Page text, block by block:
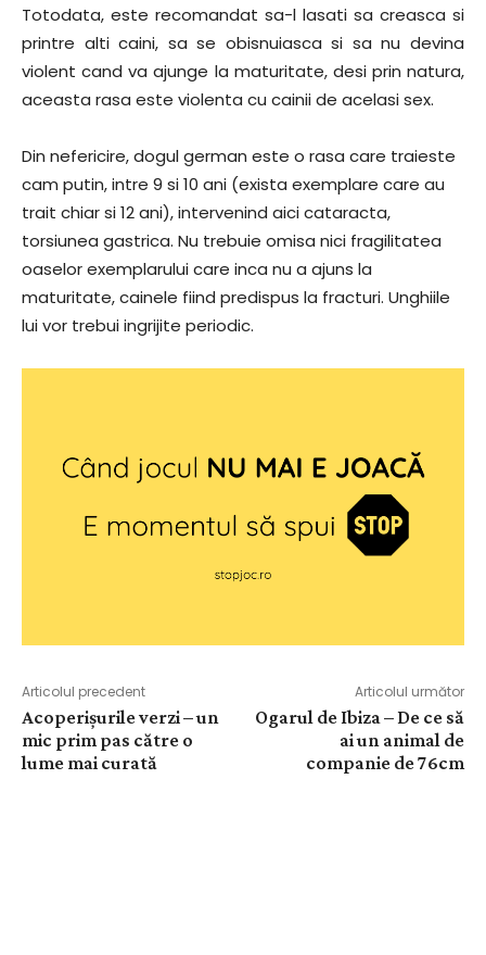
Totodata, este recomandat sa-l lasati sa creasca si
printre alti caini, sa se obisnuiasca si sa nu devina
violent cand va ajunge la maturitate, desi prin natura,
aceasta rasa este violenta cu cainii de acelasi sex.
Din nefericire, dogul german este o rasa care traieste
cam putin, intre 9 si 10 ani (exista exemplare care au
trait chiar si 12 ani), intervenind aici cataracta,
torsiunea gastrica. Nu trebuie omisa nici fragilitatea
oaselor exemplarului care inca nu a ajuns la
maturitate, cainele fiind predispus la fracturi. Unghiile
lui vor trebui ingrijite periodic.
Articolul precedent
Acoperișurile verzi – un
mic prim pas către o
lume mai curată
Articolul următor
Ogarul de Ibiza – De ce să
ai un animal de
companie de 76cm